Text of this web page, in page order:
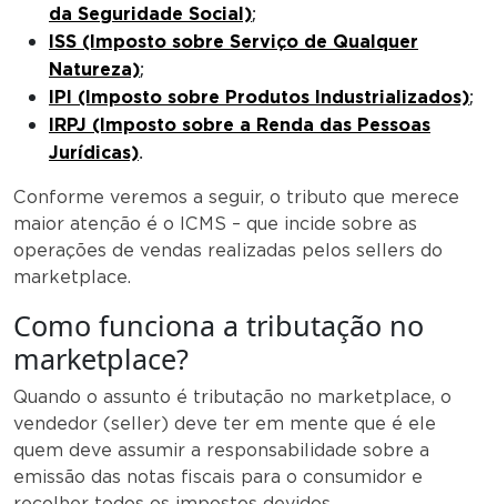
da Seguridade Social);
ISS (Imposto sobre Serviço de Qualquer
Natureza);
IPI (Imposto sobre Produtos Industrializados);
IRPJ (Imposto sobre a Renda das Pessoas
Jurídicas).
Conforme veremos a seguir, o tributo que merece
maior atenção é o ICMS – que incide sobre as
operações de vendas realizadas pelos sellers do
marketplace.
Como funciona a tributação no
marketplace?
Quando o assunto é tributação no marketplace, o
vendedor (seller) deve ter em mente que é ele
quem deve assumir a responsabilidade sobre a
emissão das notas fiscais para o consumidor e